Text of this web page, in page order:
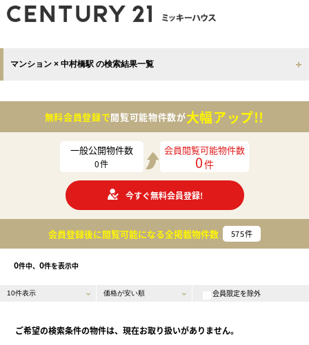
マンション × 中村橋駅 の検索結果一覧
無料会員登録で閲覧可能物件数が大幅アップ!!
一般公開物件数
0件
会員閲覧可能物件数
0件
今すぐ無料会員登録!
会員登録後に閲覧可能になる全掲載物件数 575件
0件中、 0件を表示中
会員限定を除外
ご希望の検索条件の物件は、現在お取り扱いがありません。